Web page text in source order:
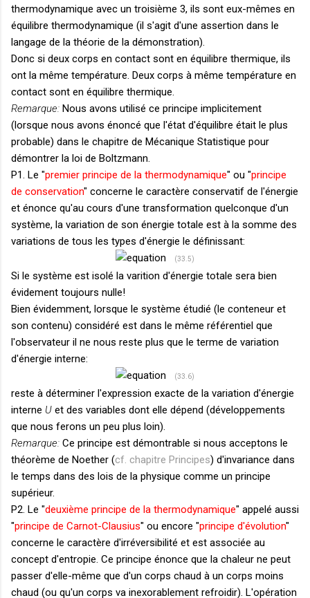
thermodynamique avec un troisième 3, ils sont eux-mêmes en
équilibre thermodynamique (il s'agit d'une assertion dans le
langage de la théorie de la démonstration).
Donc si deux corps en contact sont en équilibre thermique, ils
ont la même température. Deux corps à même température en
contact sont en équilibre thermique.
Remarque: Nous avons utilisé ce principe implicitement
(lorsque nous avons énoncé que l'état d'équilibre était le plus
probable) dans le chapitre de Mécanique Statistique pour
démontrer la loi de Boltzmann.
P1. Le "premier principe de la thermodynamique" ou "principe
de conservation" concerne le caractère conservatif de l'énergie
et énonce qu'au cours d'une transformation quelconque d'un
système, la variation de son énergie totale est à la somme des
variations de tous les types d'énergie le définissant:
(33.5)
Si le système est isolé la varition d'énergie totale sera bien
évidement toujours nulle!
Bien évidemment, lorsque le système étudié (le conteneur et
son contenu) considéré est dans le même référentiel que
l'observateur il ne nous reste plus que le terme de variation
d'énergie interne:
(33.6)
reste à déterminer l'expression exacte de la variation d'énergie
interne U et des variables dont elle dépend (développements
que nous ferons un peu plus loin).
Remarque: Ce principe est démontrable si nous acceptons le
théorème de Noether (cf. chapitre Principes) d'invariance dans
le temps dans des lois de la physique comme un principe
supérieur.
P2. Le "deuxième principe de la thermodynamique" appelé aussi
"principe de Carnot-Clausius" ou encore "principe d'évolution"
concerne le caractère d'irréversibilité et est associée au
concept d'entropie. Ce principe énonce que la chaleur ne peut
passer d'elle-même que d'un corps chaud à un corps moins
chaud (ou qu'un corps va inexorablement refroidir). L'opération